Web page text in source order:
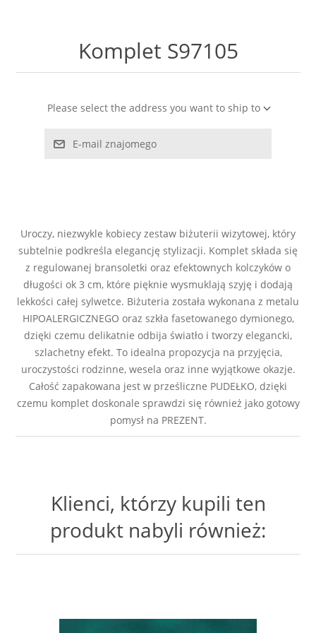
LAPIS LAZURI
TYGRYSIE OKO
Komplet S97105
Please select the address you want to ship to
E-mail znajomego
Uroczy, niezwykle kobiecy zestaw biżuterii wizytowej, który
subtelnie podkreśla elegancję stylizacji. Komplet składa się
z regulowanej bransoletki oraz efektownych kolczyków o
długości ok 3 cm, które pięknie wysmuklają szyję i dodają
lekkości całej sylwetce. Biżuteria została wykonana z metalu
HIPOALERGICZNEGO oraz szkła fasetowanego dymionego,
dzięki czemu delikatnie odbija światło i tworzy elegancki,
szlachetny efekt. To idealna propozycja na przyjęcia,
uroczystości rodzinne, wesela oraz inne wyjątkowe okazje.
Całość zapakowana jest w prześliczne PUDEŁKO, dzięki
czemu komplet doskonale sprawdzi się również jako gotowy
pomysł na PREZENT.
Klienci, którzy kupili ten
produkt nabyli również: